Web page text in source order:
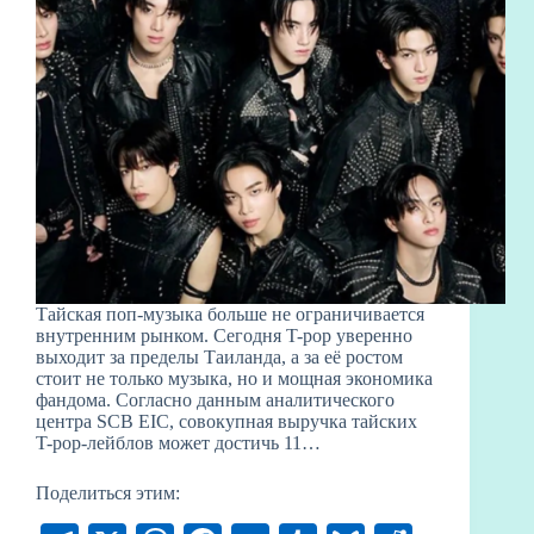
Тайская поп-музыка больше не ограничивается
внутренним рынком. Сегодня T-pop уверенно
выходит за пределы Таиланда, а за её ростом
стоит не только музыка, но и мощная экономика
фандома. Согласно данным аналитического
центра SCB EIC, совокупная выручка тайских
T-pop-лейблов может достичь 11…
Поделиться этим: